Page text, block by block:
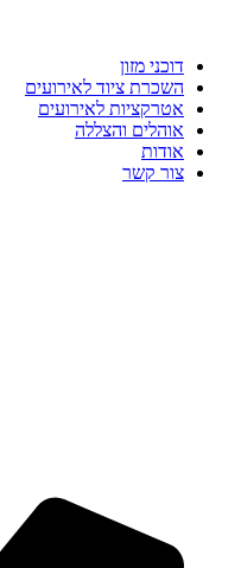
דוכני מזון
השכרת ציוד לאירועים
אטרקציות לאירועים
אוהלים והצללה
אודות
צור קשר